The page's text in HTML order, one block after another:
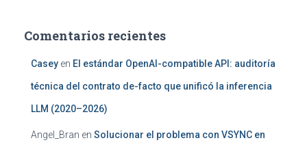
Comentarios recientes
Casey en El estándar OpenAI-compatible API: auditoría
técnica del contrato de-facto que unificó la inferencia
LLM (2020–2026)
Angel_Bran en Solucionar el problema con VSYNC en